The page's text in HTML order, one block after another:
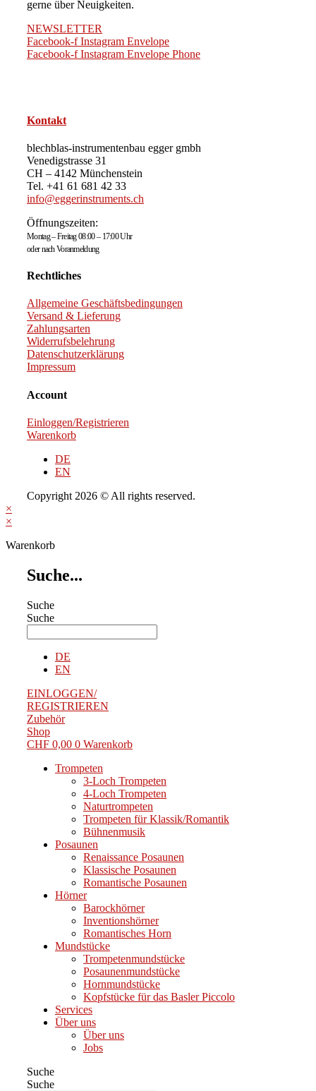
gerne über Neuigkeiten.
NEWSLETTER
Facebook-f Instagram Envelope
Facebook-f Instagram Envelope Phone
Kontakt
blechblas-instrumentenbau egger gmbh
Venedigstrasse 31
CH – 4142 Münchenstein
Tel. +41 61 681 42 33
info@eggerinstruments.ch
Öffnungszeiten:
Montag – Freitag 08:00 – 17:00 Uhr
oder nach Voranmeldung
Rechtliches
Allgemeine Geschäftsbedingungen
Versand & Lieferung
Zahlungsarten
Widerrufsbelehrung
Datenschutzerklärung
Impressum
Account
Einloggen/Registrieren
Warenkorb
DE
EN
Copyright 2026 © All rights reserved.
×
×
Warenkorb
Suche...
Suche
Suche
DE
EN
EINLOGGEN/
REGISTRIEREN
Zubehör
Shop
CHF 0,00 0 Warenkorb
Trompeten
3-Loch Trompeten
4-Loch Trompeten
Naturtrompeten
Trompeten für Klassik/Romantik
Bühnenmusik
Posaunen
Renaissance Posaunen
Klassische Posaunen
Romantische Posaunen
Hörner
Barockhörner
Inventionshörner
Romantisches Horn
Mundstücke
Trompetenmundstücke
Posaunenmundstücke
Hornmundstücke
Kopfstücke für das Basler Piccolo
Services
Über uns
Über uns
Jobs
Suche
Suche